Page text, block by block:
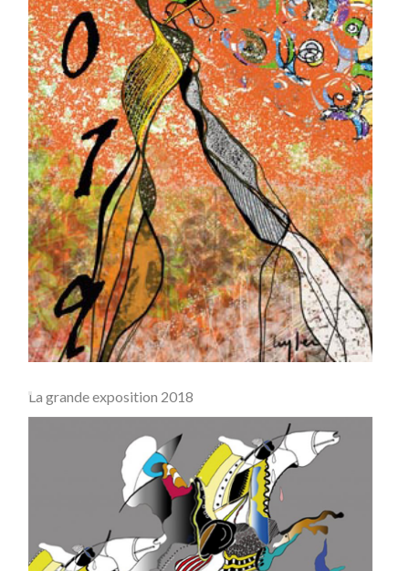
La grande exposition 2018